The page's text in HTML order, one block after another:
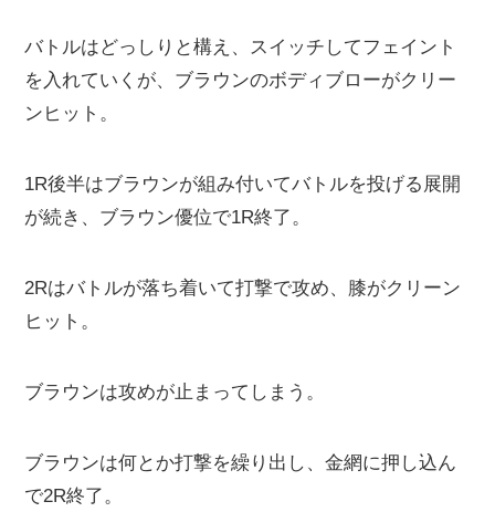
バトルはどっしりと構え、スイッチしてフェイント
を入れていくが、ブラウンのボディブローがクリー
ンヒット。
1R後半はブラウンが組み付いてバトルを投げる展開
が続き、ブラウン優位で1R終了。
2Rはバトルが落ち着いて打撃で攻め、膝がクリーン
ヒット。
ブラウンは攻めが止まってしまう。
ブラウンは何とか打撃を繰り出し、金網に押し込ん
で2R終了。